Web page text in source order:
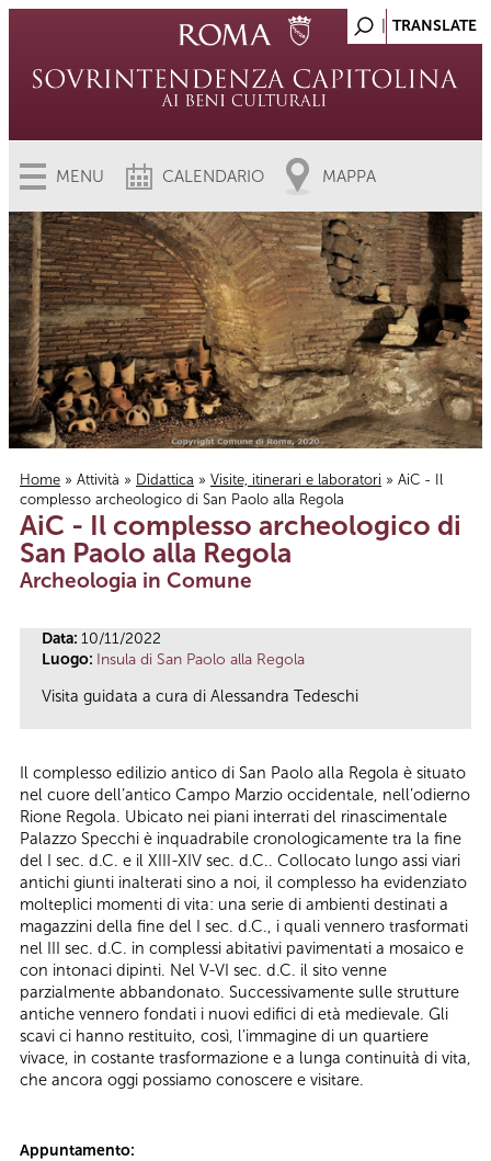
MENU CALENDARIO MAPPA
Tu sei qui
Home » Attività » Didattica » Visite, itinerari e laboratori » AiC - Il
complesso archeologico di San Paolo alla Regola
AiC - Il complesso archeologico di
San Paolo alla Regola
Archeologia in Comune
Data: 10/11/2022
Luogo: Insula di San Paolo alla Regola
Visita guidata a cura di Alessandra Tedeschi
Il complesso edilizio antico di San Paolo alla Regola è situato
nel cuore dell’antico Campo Marzio occidentale, nell’odierno
Rione Regola. Ubicato nei piani interrati del rinascimentale
Palazzo Specchi è inquadrabile cronologicamente tra la fine
del I sec. d.C. e il XIII-XIV sec. d.C.. Collocato lungo assi viari
antichi giunti inalterati sino a noi, il complesso ha evidenziato
molteplici momenti di vita: una serie di ambienti destinati a
magazzini della fine del I sec. d.C., i quali vennero trasformati
nel III sec. d.C. in complessi abitativi pavimentati a mosaico e
con intonaci dipinti. Nel V-VI sec. d.C. il sito venne
parzialmente abbandonato. Successivamente sulle strutture
antiche vennero fondati i nuovi edifici di età medievale. Gli
scavi ci hanno restituito, così, l’immagine di un quartiere
vivace, in costante trasformazione e a lunga continuità di vita,
che ancora oggi possiamo conoscere e visitare.
Appuntamento: